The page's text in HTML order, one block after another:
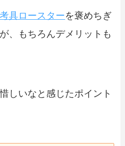
具ロースターを褒めちぎ
、もちろんデメリットも
しいなと感じたポイント